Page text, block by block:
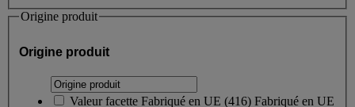
Origine produit
Origine produit
Valeur facette Fabriqué en UE (416) Fabriqué en UE